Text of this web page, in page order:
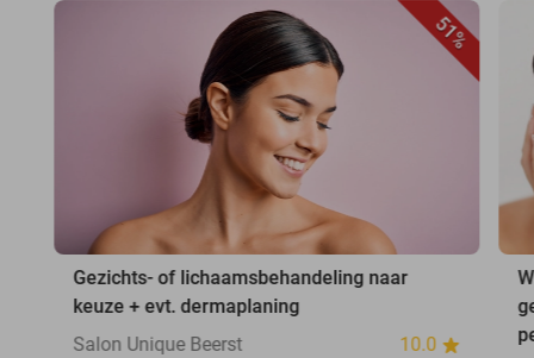
51%
Gezichts- of lichaamsbehandeling naar
keuze + evt. dermaplaning
Salon Unique Beerst
10.0